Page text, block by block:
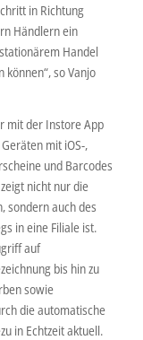
in Richtung
Händlern ein
Handel
so Vanjo
mit der Instore App
mit iOS-,
und Barcodes
nicht nur die
sondern auch des
in eine Filiale ist.
auf
bis hin zu
sowie
die automatische
in Echtzeit aktuell.